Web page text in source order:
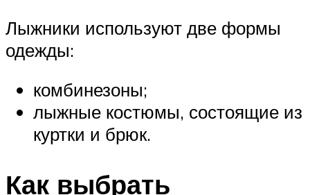
Лыжники используют две формы
одежды:
комбинезоны;
лыжные костюмы, состоящие из
куртки и брюк.
Как выбрать